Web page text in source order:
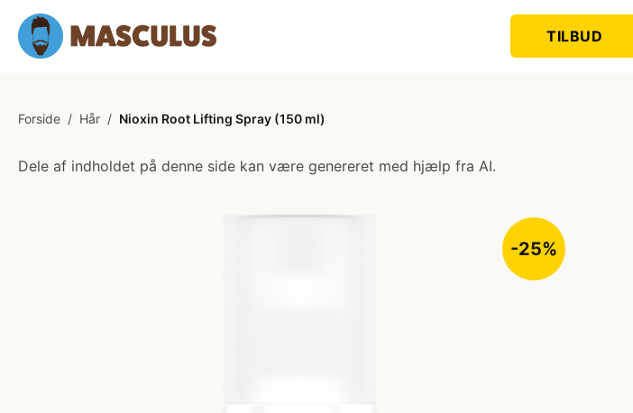
TILBUD
Forside / Hår / Nioxin Root Lifting Spray (150 ml)
Dele af indholdet på denne side kan være genereret med hjælp fra AI.
-25%